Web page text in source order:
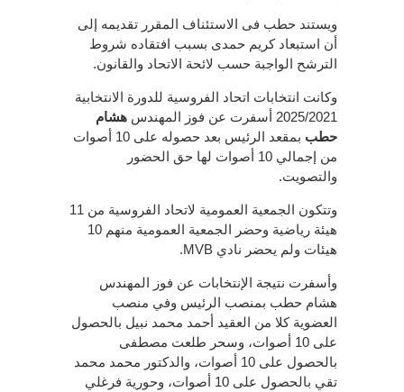
ويستند حطب فى الاستئناف المقرر تقديمه إلى
أن استبعاد كريم حمدى بسبب افتقاده شروط
الترشح الواجبة حسب لائحة الاتحاد والقانون.
وكانت انتخابات اتحاد الفروسية للدورة الانتخابية
2025/2021 أسفرت عن فوز المهندس
هشام
حطب
بمقعد الرئيس بعد حصوله على 10 أصوات
من إجمالي 10 أصوات لها حق الحضور
والتصويت.
وتتكون الجمعية العمومية لاتحاد الفروسية من 11
هيئة رياضية وحضر الجمعية العمومية منهم 10
هيئات ولم يحضر نادي MVB.
وأسفرت نتيجة الإنتخابات عن فوز المهندس
هشام حطب بمنصب الرئيس وفي منصب
العضوية كلا من العقيد أحمد محمد نبيل بالحصول
على 10 أصوات، وسحر طلعت مصطفى
بالحصول على 10 أصوات، والدكتور محمد محمد
تقي بالحصول على 10 أصوات، وحورية فرغلي